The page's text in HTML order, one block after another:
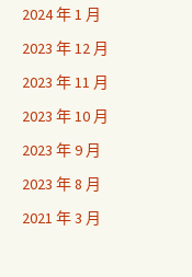
2024 年 1 月
2023 年 12 月
2023 年 11 月
2023 年 10 月
2023 年 9 月
2023 年 8 月
2021 年 3 月